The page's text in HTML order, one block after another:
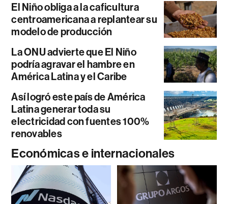
El Niño obliga a la caficultura
centroamericana a replantear su
modelo de producción
La ONU advierte que El Niño
podría agravar el hambre en
América Latina y el Caribe
Así logró este país de América
Latina generar toda su
electricidad con fuentes 100%
renovables
Económicas e internacionales